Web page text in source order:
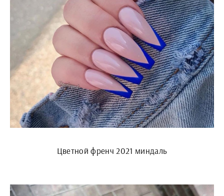
Цветной френч 2021 миндаль